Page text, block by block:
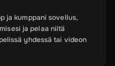
ja kumppani sovellus,
ja pelaa niitä
yhdessä tai videon